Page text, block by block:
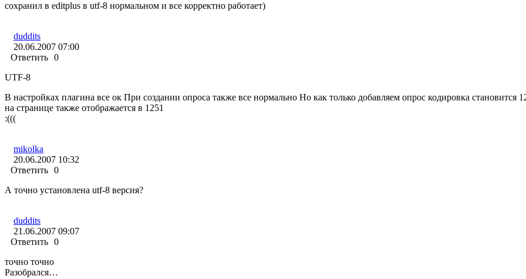
сохранил в editplus в utf-8 нормальном и все корректно работает)
duddits
20.06.2007 07:00
Ответить 0
UTF-8
В настройках плагина все ок При создании опроса также все нормально Но как только добавляем опрос кодировка становится
на странице также отображается в 1251
:(((
mikolka
20.06.2007 10:32
Ответить 0
А точно установлена utf-8 версия?
duddits
21.06.2007 09:07
Ответить 0
точно точно
Разобрался…